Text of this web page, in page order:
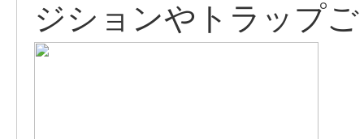
ジションやトラップ